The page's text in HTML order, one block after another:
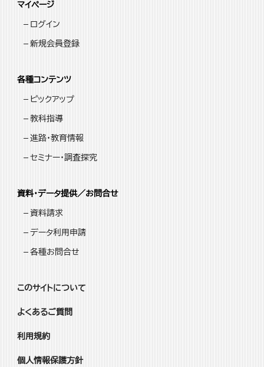
マイページ
ログイン
新規会員登録
各種コンテンツ
ピックアップ
教科指導
進路・教育情報
セミナー・調査探究
資料・データ提供／お問合せ
資料請求
データ利用申請
各種お問合せ
このサイトについて
よくあるご質問
利用規約
個人情報保護方針